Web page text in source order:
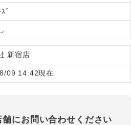
ﾞ
新宿店
09 14:42現在
にお問い合わせください